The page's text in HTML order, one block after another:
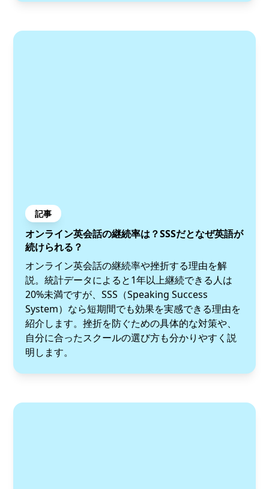
記事
オンライン英会話の継続率は？SSSだとなぜ英語が
続けられる？
オンライン英会話の継続率や挫折する理由を解
説。統計データによると1年以上継続できる人は
20%未満ですが、SSS（Speaking Success
System）なら短期間でも効果を実感できる理由を
紹介します。挫折を防ぐための具体的な対策や、
自分に合ったスクールの選び方も分かりやすく説
明します。